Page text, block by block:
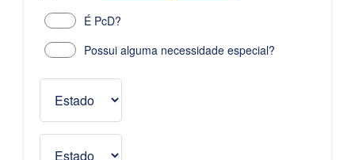
É PcD?
Possui alguma necessidade especial?